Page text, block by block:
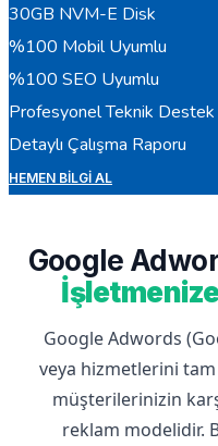
30GB NVM-E Disk
%100 Mobil Uyumlu
%100 SEO Uyumlu
Profesyonel Teknik Destek
Detaylı Çalışma Raporu
HEMEN BILGI AL
Google
İşletmenize
Google Adwords
veya hizmetlerini tam
müşterilerinizin
reklam modelidir.